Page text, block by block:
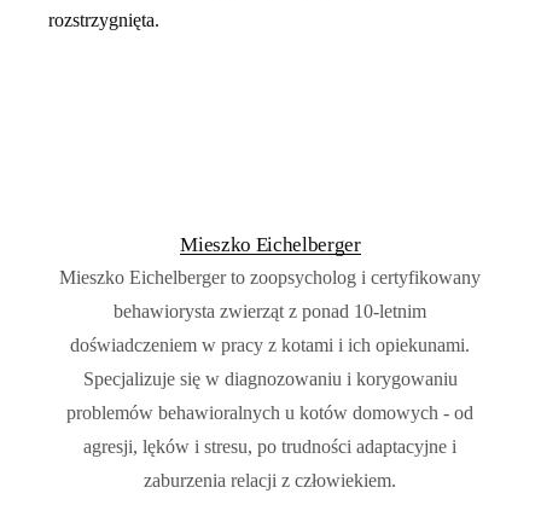
rozstrzygnięta.
Mieszko Eichelberger
Mieszko Eichelberger to zoopsycholog i certyfikowany
behawiorysta zwierząt z ponad 10-letnim
doświadczeniem w pracy z kotami i ich opiekunami.
Specjalizuje się w diagnozowaniu i korygowaniu
problemów behawioralnych u kotów domowych - od
agresji, lęków i stresu, po trudności adaptacyjne i
zaburzenia relacji z człowiekiem.